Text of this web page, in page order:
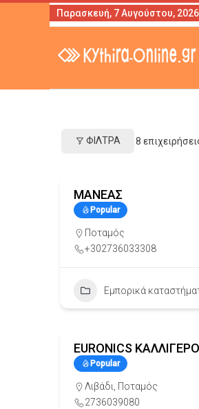
Παρασκευή, 7 Αυγούστου, 2026
ΦΊΛΤΡΑ 8
ΜΑΝΕΑΣ
Popular
Ποταμός
+302736033308
Εμπορικά
EURONICS
Popular
Λιβάδι
Ποταμός
2736039080